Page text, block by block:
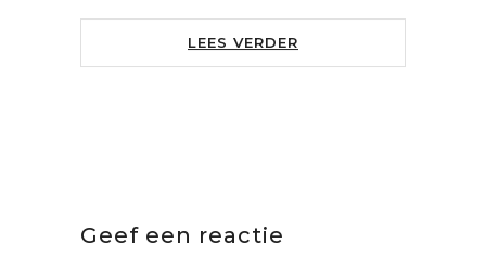
LEES VERDER
Geef een reactie